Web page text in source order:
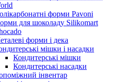
форми Pavoni
для шоколаду Silikomart
форми і дека
мішки і насадки
Кондитерські мішки
Кондитерські насадки
інвентар